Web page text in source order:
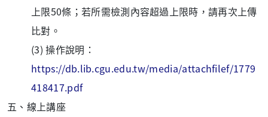
上限50條；若所需檢測內容超過上限時，請再次上傳
比對。
(3) 操作說明：
https://db.lib.cgu.edu.tw/media/attachfilef/1779
418417.pdf
五、線上講座